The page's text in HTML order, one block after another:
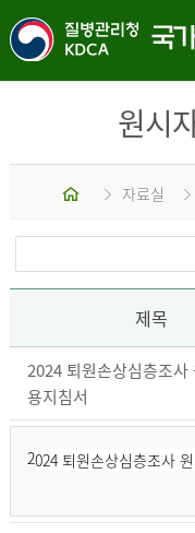
원시
홈 자료실
제목
2024 퇴원손상심층조사
용지침서
2024 퇴원손상심층조사